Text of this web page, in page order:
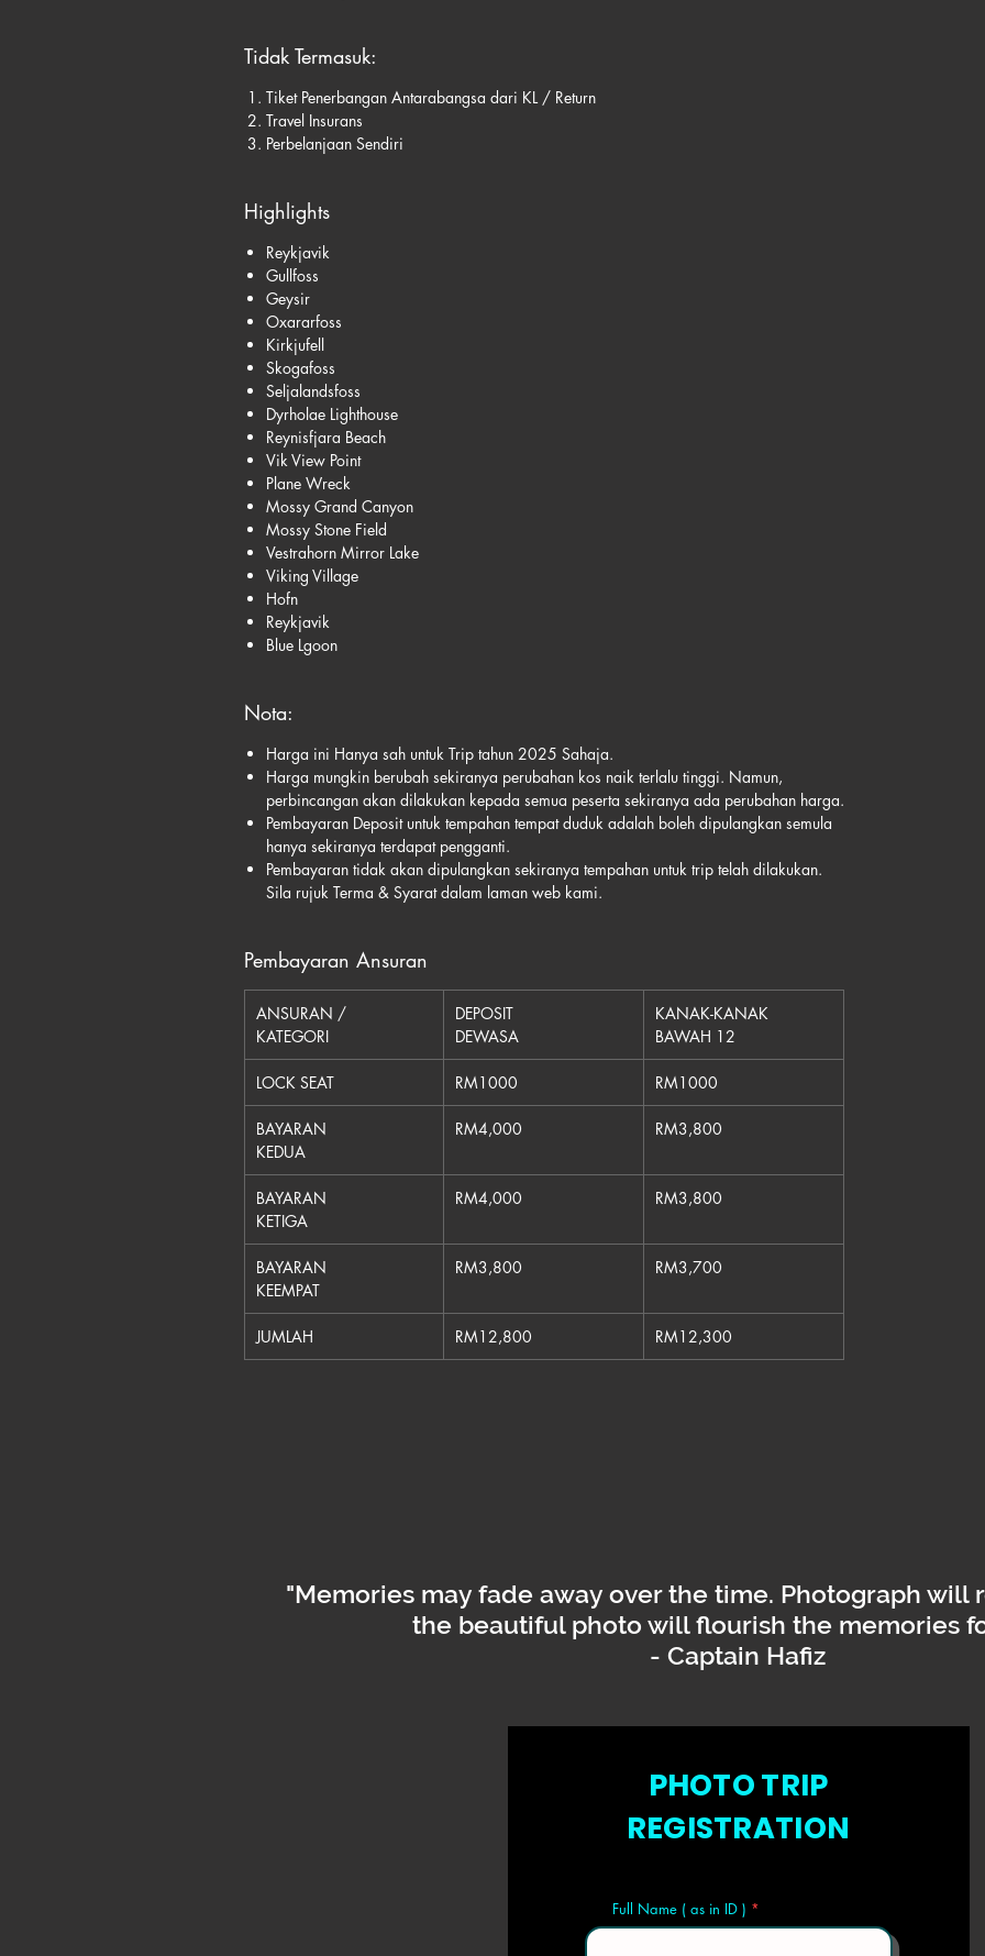
Tidak Termasuk:
Tiket Penerbangan Antarabangsa dari KL / Return
Travel Insurans
Perbelanjaan Sendiri
Highlights
Reykjavik
Gullfoss
Geysir
Oxararfoss
Kirkjufell
Skogafoss
Seljalandsfoss
Dyrholae Lighthouse
Reynisfjara Beach
Vik View Point
Plane Wreck
Mossy Grand Canyon
Mossy Stone Field
Vestrahorn Mirror Lake
Viking Village
Hofn
Reykjavik
Blue Lgoon
Nota:
Harga ini Hanya sah untuk Trip tahun 2025 Sahaja.
Harga mungkin berubah sekiranya perubahan kos naik terlalu tinggi. Namun,
perbincangan akan dilakukan kepada semua peserta sekiranya ada perubahan harga.
Pembayaran Deposit untuk tempahan tempat duduk adalah boleh dipulangkan semula
hanya sekiranya terdapat pengganti.
Pembayaran tidak akan dipulangkan sekiranya tempahan untuk trip telah dilakukan.
Sila rujuk Terma & Syarat dalam laman web kami.
Pembayaran Ansuran
ANSURAN /
KATEGORI
DEPOSIT
DEWASA
KANAK-KANAK
BAWAH 12
LOCK SEAT RM1000 RM1000
BAYARAN
KEDUA
RM4,000 RM3,800
BAYARAN
KETIGA
RM4,000 RM3,800
BAYARAN
KEEMPAT
RM3,800 RM3,700
JUMLAH RM12,800 RM12,300
"Memories may fade away over the time. Photograph will
the beautiful photo will flourish the memories
- Captain Hafiz
PHOTO TRIP
REGISTRATION
Full Name ( as in ID )